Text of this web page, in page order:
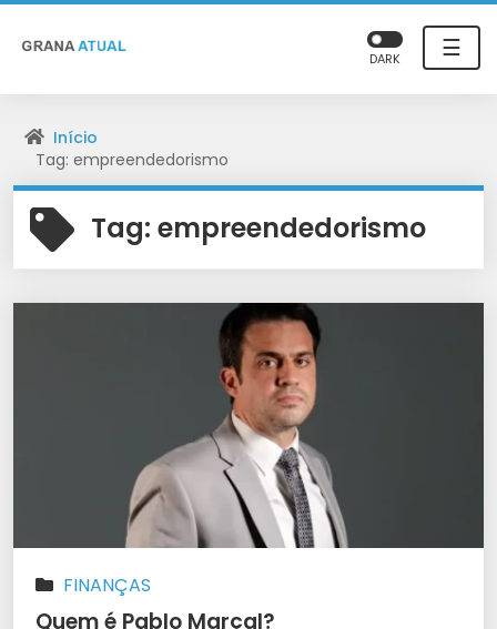
☰
DARK
Início
Tag: empreendedorismo
Tag: empreendedorismo
FINANÇAS
Quem é Pablo Marçal?